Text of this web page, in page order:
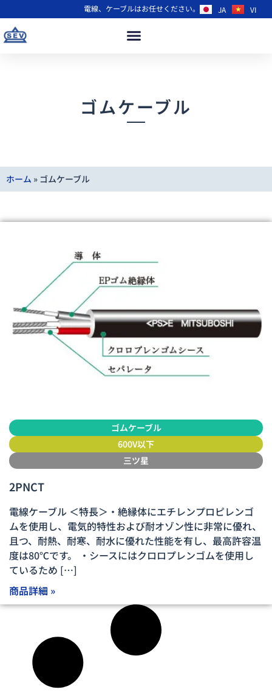
JA VI
電線、ケーブルはお任せください。
ゴムケーブル
ホーム » ゴムケーブル
ゴムケーブル
600V以下
三ツ星
2PNCT
電線ケーブル ＜特長＞・絶縁体にエチレンプロピレンゴ
ムを使用し、電気的特性および耐オゾン性に非常に優れ、
且つ、耐熱、耐寒、耐水に優れた性能を有し、最高許容温
度は80℃です。 ・シースにはクロロプレンゴムを使用し
ているため […]
商品詳細 »